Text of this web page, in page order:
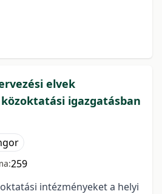
elvek
igazgatásban
259
intézményeket a helyi